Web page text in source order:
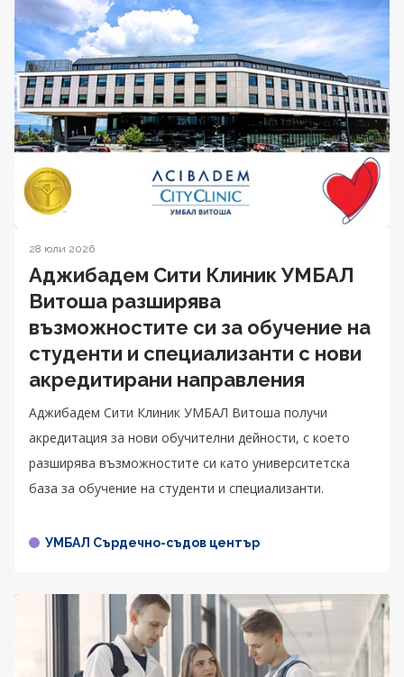
28 юли 2026
Аджибадем Сити Клиник УМБАЛ
Витоша разширява
възможностите си за обучение на
студенти и специализанти с нови
акредитирани направления
Аджибадем Сити Клиник УМБАЛ Витоша получи
акредитация за нови обучителни дейности, с което
разширява възможностите си като университетска
база за обучение на студенти и специализанти.
УМБАЛ Сърдечно-съдов център